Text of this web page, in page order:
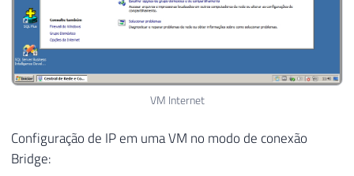
VM Internet
Configuração de IP em uma VM no modo de conexão
Bridge: